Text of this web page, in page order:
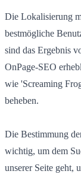
Die Lokalisierung
bestmögliche
sind das Ergebnis
OnPage-SEO
wie 'Screaming
beheben.
Die Bestimmung
wichtig, um dem
unserer Seite geht,